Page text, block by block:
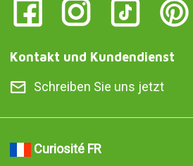
Kontakt und Kundendienst
Schreiben Sie uns jetzt
Curiosité FR